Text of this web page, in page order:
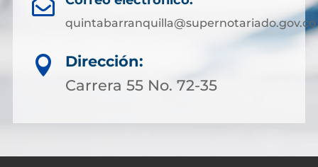

quintabarranquilla@supernotariado.gov.co

Dirección:
Carrera 55 No. 72-35